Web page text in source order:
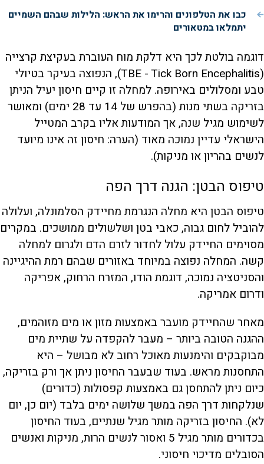
כבו את הטלפונים והרימו את הראש: הלילות שבהם השמיים
יתמלאו במטאורים
דוגמה בולטת לכך היא דלקת מוח העוברת בעקיצת קרצייה
(TBE - Tick Born Encephalitis), הנפוצה בעיקר בטיולי
טבע ומסלולים באירופה. למחלה זו קיים חיסון יעיל הניתן
בזריקה בשתי מנות (בהפרש של 14 עד 28 ימים) ומאושר
לשימוש מגיל שנה, אך המודעות אליו בקרב המטייל
הישראלי עדיין נמוכה מאוד (הערה: חיסון זה אינו מיועד
לנשים בהריון או מניקות).
טיפוס הבטן: הגנה דרך הפה
טיפוס הבטן היא מחלה הנגרמת מחיידק הסלמונלה, ועלולה
להוביל לחום גבוה, כאבי בטן ושלשולים ממושכים. במקרים
מסוימים החיידק עלול לחדור לזרם הדם ולגרום למחלה
קשה. המחלה נפוצה במיוחד באזורים שבהם רמת ההיגיינה
והסניטציה נמוכה, דוגמת הודו, המזרח הרחוק, אפריקה
ודרום אמריקה.
מאחר שהחיידק מועבר באמצעות מזון או מים מזוהמים,
ההגנה הטובה ביותר – מעבר להקפדה על שתיית מים
מבוקבקים והימנעות מאוכל רחוב לא מבושל – היא
התחסנות מראש. בעוד שבעבר החיסון ניתן אך ורק בזריקה,
כיום ניתן להתחסן גם באמצעות קפסולות (כדורים)
שנלקחות דרך הפה במשך שלושה ימים בלבד (יום כן, יום
לא). החיסון בזריקה מותר מגיל שנתיים, בעוד החיסון
בכדורים מותר מגיל 5 ואסור לנשים הרות, מניקות ואנשים
הסובלים מדיכוי חיסוני.